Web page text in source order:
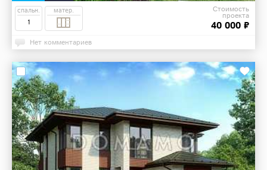
спальн.
1
матер. Стоимость
проекта
40 000 ₽
Нет комментариев